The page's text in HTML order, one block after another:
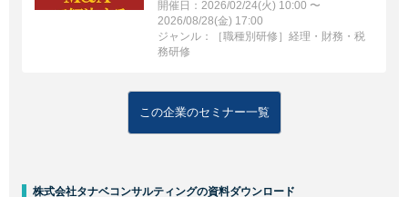
開催日：2026/02/24(火) 10:00 〜
2026/08/28(金) 17:00
ジャンル：［職種別研修］経理・財務・税
務研修
この企業のセミナー一覧
株式会社タナベコンサルティングの資料ダウンロード